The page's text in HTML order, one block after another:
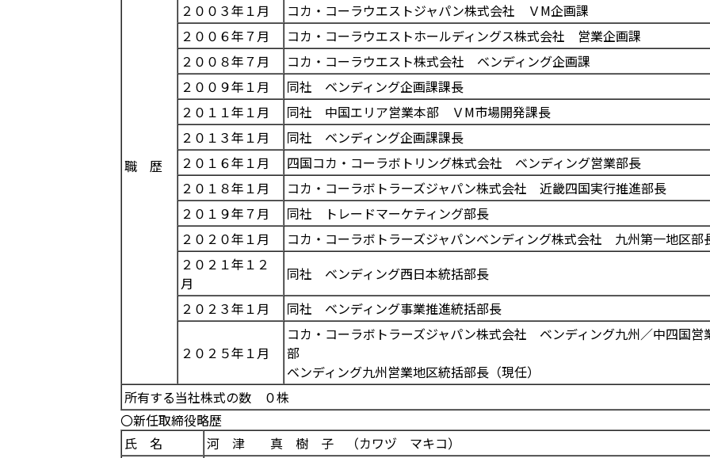
職 歴
２００３年１月
コカ・コーラウエストジャパン株式会社 ＶМ企画課
２００６年７月
コカ・コーラウエストホールディングス株式会社 営業企画課
２００８年７月
コカ・コーラウエスト株式会社 ベンディング企画課
２００９年１月
同社 ベンディング企画課課長
２０１１年１月
同社 中国エリア営業本部 ＶМ市場開発課長
２０１３年１月
同社 ベンディング企画課課長
２０１６年１月
四国コカ・コーラボトリング株式会社 ベンディング営業部長
２０１８年１月
コカ・コーラボトラーズジャパン株式会社 近畿四国実行推進部長
２０１９年７月
同社 トレードマーケティング部長
２０２０年１月
コカ・コーラボトラーズジャパンベンディング株式会社 九州第一地区部
２０２１年１２
月
同社 ベンディング西日本統括部長
２０２３年１月
同社 ベンディング事業推進統括部長
２０２５年１月
コカ・コーラボトラーズジャパン株式会社 ベンディング九州／中四国営
部
ベンディング九州営業地区統括部長（現任）
所有する当社株式の数 ０株
〇新任取締役略歴
氏 名
河 津 真 樹 子 （カワヅ マキコ）